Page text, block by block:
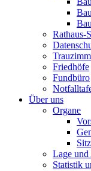
Rathaus-
Friedhöfe
Fundbüro
Über uns
Organe
Lage und
Statistik